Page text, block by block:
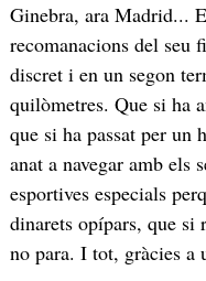
Ginebra, ara Madrid...
recomanacions del
discret i en un segon
quilòmetres. Que si ha
que si ha passat per un
anat a navegar amb els
esportives especials
dinarets opípars, que
no para. I tot, gràcies a